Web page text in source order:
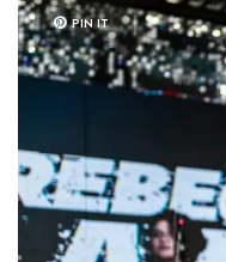
PIN IT